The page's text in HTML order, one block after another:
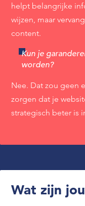
helpt belangrijke
wijzen, maar
content.
Kun je
worden?
Nee. Dat zou geen
zorgen dat je
strategisch beter is
Wat zijn